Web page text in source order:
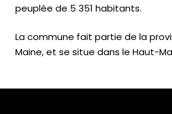
peuplée de 5 351 habitants.
La commune fait partie de la
Maine, et se situe dans le Haut-